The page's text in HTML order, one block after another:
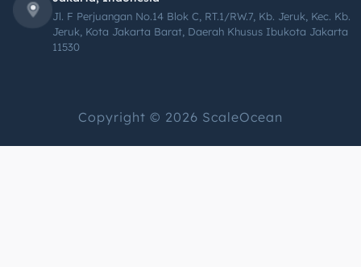
Jl. F Perjuangan No.14 Blok C, RT.1/RW.7, Kb. Jeruk, Kec. Kb.
Jeruk, Kota Jakarta Barat, Daerah Khusus Ibukota Jakarta
11530
Copyright © 2026 ScaleOcean